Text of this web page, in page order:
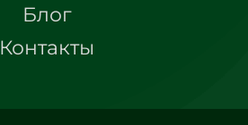
Блог
Контакты